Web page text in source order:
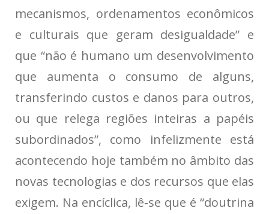
mecanismos, ordenamentos econômicos
e culturais que geram desigualdade” e
que “não é humano um desenvolvimento
que aumenta o consumo de alguns,
transferindo custos e danos para outros,
ou que relega regiões inteiras a papéis
subordinados”, como infelizmente está
acontecendo hoje também no âmbito das
novas tecnologias e dos recursos que elas
exigem. Na encíclica, lê-se que é “doutrina